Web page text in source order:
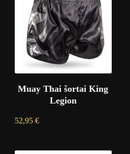
Muay Thai šortai King
Legion
52,95 €